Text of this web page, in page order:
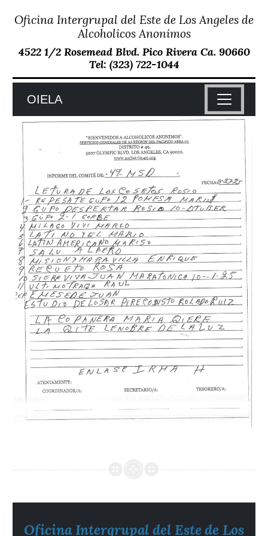
Skip
Oficina Intergrupal del Este de Los Angeles de
Alcoholicos Anonimos
4522 1/2 Rosemead Blvd. Pico Rivera Ca. 90660
Tel: (323) 722-1044
OIELA
Oficina Intergrupal del Este de Los